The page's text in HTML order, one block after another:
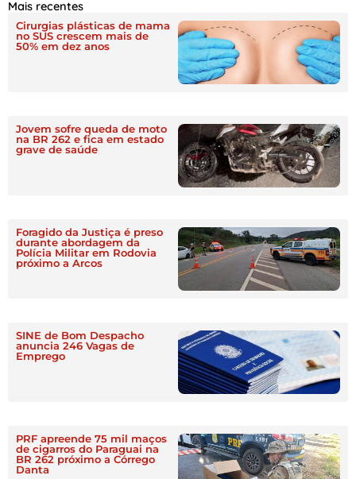
Mais recentes
Cirurgias plásticas de mama
no SUS crescem mais de
50% em dez anos
Jovem sofre queda de moto
na BR 262 e fica em estado
grave de saúde
Foragido da Justiça é preso
durante abordagem da
Polícia Militar em Rodovia
próximo a Arcos
SINE de Bom Despacho
anuncia 246 Vagas de
Emprego
PRF apreende 75 mil maços
de cigarros do Paraguai na
BR 262 próximo a Córrego
Danta